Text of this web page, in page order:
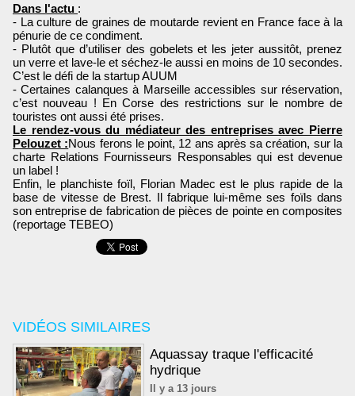
VIDÉOS SIMILAIRES
Aquassay traque l'efficacité
hydrique
Il y a 13 jours
Dans l'actu :
- La culture de graines de moutarde revient en France face à la
pénurie de ce condiment.
- Plutôt que d’utiliser des gobelets et les jeter aussitôt, prenez
un verre et lave-le et séchez-le aussi en moins de 10 secondes.
C’est le défi de la startup AUUM
- Certaines calanques à Marseille accessibles sur réservation,
c’est nouveau ! En Corse des restrictions sur le nombre de
touristes ont aussi été prises.
Le rendez-vous du médiateur des entreprises avec Pierre
Pelouzet :Nous ferons le point, 12 ans après sa création, sur la
charte Relations Fournisseurs Responsables qui est devenue
un label !
Enfin, le planchiste foïl, Florian Madec est le plus rapide de la
base de vitesse de Brest. Il fabrique lui-même ses foïls dans
son entreprise de fabrication de pièces de pointe en composites
(reportage TEBEO)